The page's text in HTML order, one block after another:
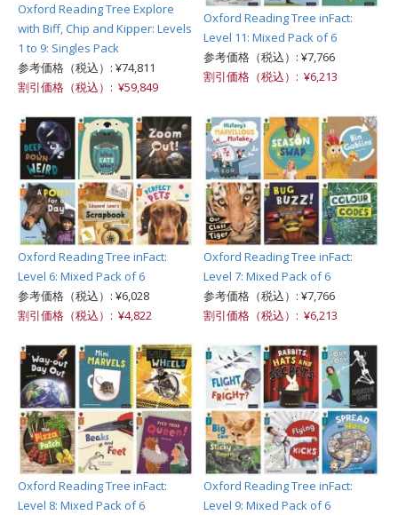
Oxford Reading Tree Explore
with Biff, Chip and Kipper: Levels
1 to 9: Singles Pack
参考価格（税込）: ¥74,811
割引価格（税込）: ¥59,849
Oxford Reading Tree inFact:
Level 11: Mixed Pack of 6
参考価格（税込）: ¥7,766
割引価格（税込）: ¥6,213
Oxford Reading Tree inFact:
Level 6: Mixed Pack of 6
参考価格（税込）: ¥6,028
割引価格（税込）: ¥4,822
Oxford Reading Tree inFact:
Level 7: Mixed Pack of 6
参考価格（税込）: ¥7,766
割引価格（税込）: ¥6,213
Oxford Reading Tree inFact:
Level 8: Mixed Pack of 6
Oxford Reading Tree inFact:
Level 9: Mixed Pack of 6